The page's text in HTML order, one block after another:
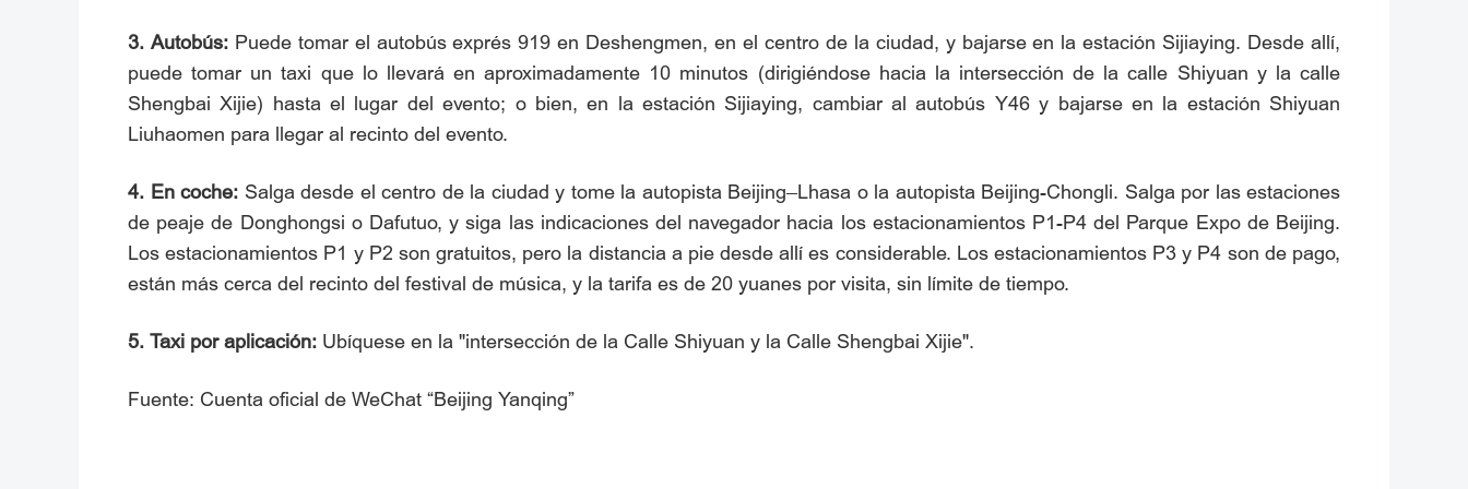
3. Autobús: Puede tomar el autobús exprés 919 en Deshengmen, en el centro de la ciudad, y bajarse en la estación Sijiaying. Desde allí,
puede tomar un taxi que lo llevará en aproximadamente 10 minutos (dirigiéndose hacia la intersección de la calle Shiyuan y la calle
Shengbai Xijie) hasta el lugar del evento; o bien, en la estación Sijiaying, cambiar al autobús Y46 y bajarse en la estación Shiyuan
Liuhaomen para llegar al recinto del evento.
4. En coche: Salga desde el centro de la ciudad y tome la autopista Beijing–Lhasa o la autopista Beijing-Chongli. Salga por las estaciones
de peaje de Donghongsi o Dafutuo, y siga las indicaciones del navegador hacia los estacionamientos P1-P4 del Parque Expo de Beijing.
Los estacionamientos P1 y P2 son gratuitos, pero la distancia a pie desde allí es considerable. Los estacionamientos P3 y P4 son de pago,
están más cerca del recinto del festival de música, y la tarifa es de 20 yuanes por visita, sin límite de tiempo.
5. Taxi por aplicación: Ubíquese en la "intersección de la Calle Shiyuan y la Calle Shengbai Xijie".
Fuente: Cuenta oficial de WeChat “Beijing Yanqing”